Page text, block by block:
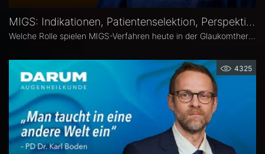
MIGS: Indikationen, Patientenselektion, Perspektiven – Atanas Bogoev, FEBO, MD
Welche Rolle spielen MIGS-Verfahren heute in der Glaukomtherapie? Atanas Bogoev, FEBO, MD, Oberarzt an der Universitätsaugenklinik Bochum spricht im Interview über Indikationen und Patientenselektion, den Stellenwert verschiedener MIGS-Verfahren im klinischen Alltag, realistische Therapieziele sowie Limitationen und zukünftige Entwicklungen der minimalinvasiven Glaukomchirurgie.
4325